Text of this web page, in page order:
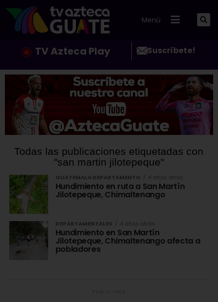
Menú
TV Azteca Play Suscríbete!
Todas las publicaciones etiquetadas con
"san martin jilotepeque"
GUATEMALA DEPARTAMENTO 4 años atrás
Hundimiento en ruta a San Martín
Jilotepeque, Chimaltenango
DEPARTAMENTALES 4 años atrás
Hundimiento en San Martín
Jilotepeque, Chimaltenango afecta a
pobladores